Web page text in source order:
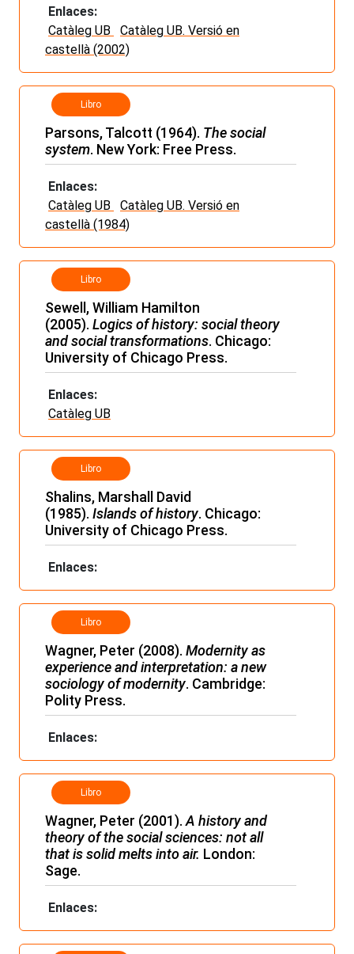
Enlaces:
Catàleg UB
Catàleg UB. Versió en
castellà (2002)
Libro
Parsons, Talcott (1964). The social
system. New York: Free Press.
Enlaces:
Catàleg UB
Catàleg UB. Versió en
castellà (1984)
Libro
Sewell, William Hamilton
(2005). Logics of history: social theory
and social transformations. Chicago:
University of Chicago Press.
Enlaces:
Catàleg UB
Libro
Shalins, Marshall David
(1985). Islands of history. Chicago:
University of Chicago Press.
Enlaces:
Libro
Wagner, Peter (2008). Modernity as
experience and interpretation: a new
sociology of modernity. Cambridge:
Polity Press.
Enlaces:
Libro
Wagner, Peter (2001). A history and
theory of the social sciences: not all
that is solid melts into air. London:
Sage.
Enlaces: